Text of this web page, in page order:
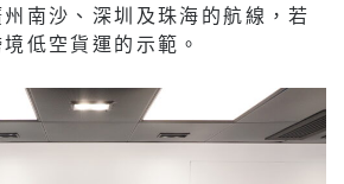
南沙、深圳及珠海的航線，若
低空貨運的示範。